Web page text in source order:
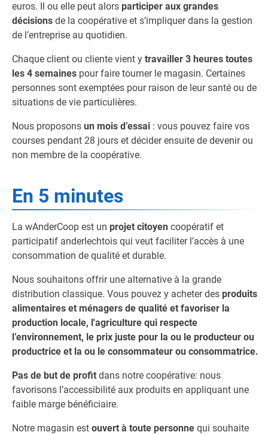
euros. Il ou elle peut alors participer aux grandes
décisions de la coopérative et s’impliquer dans la gestion
de l’entreprise au quotidien.
Chaque client ou cliente vient y travailler 3 heures toutes
les 4 semaines pour faire tourner le magasin. Certaines
personnes sont exemptées pour raison de leur santé ou de
situations de vie particulières.
Nous proposons un mois d’essai : vous pouvez faire vos
courses pendant 28 jours et décider ensuite de devenir ou
non membre de la coopérative.
En 5 minutes
La wAnderCoop est un projet citoyen coopératif et
participatif anderlechtois qui veut faciliter l’accès à une
consommation de qualité et durable.
Nous souhaitons offrir une alternative à la grande
distribution classique. Vous pouvez y acheter des produits
alimentaires et ménagers de qualité et favoriser la
production locale, l'agriculture qui respecte
l’environnement, le prix juste pour la ou le producteur ou
productrice et la ou le consommateur ou consommatrice.
Pas de but de profit dans notre coopérative: nous
favorisons l’accessibilité aux produits en appliquant une
faible marge bénéficiaire.
Notre magasin est ouvert à toute personne qui souhaite